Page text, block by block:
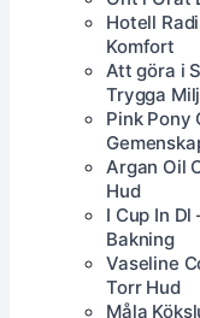
Hotell
Komfort
Att göra i
Trygga
Pink Pony
Argan Oil
Hud
I Cup In
Bakning
Vaseline
Torr Hud
Måla